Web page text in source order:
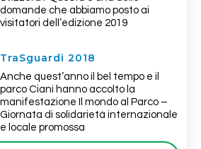
domande che abbiamo posto ai
visitatori dell’edizione 2019
TraSguardi 2018
Anche quest’anno il bel tempo e il
parco Ciani hanno accolto la
manifestazione Il mondo al Parco –
Giornata di solidarietà internazionale
e locale promossa